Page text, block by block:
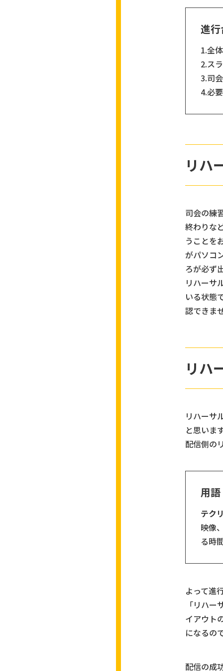
進
1.全
2.ス
3.司
4.必
リハ
司会の練
終わりな
うことを
がパソコ
ろが必ず
リハーサ
いる状態
認できま
リハ
リハーサ
と思いま
配信側の
用語
テク
映像
る時
よって進
「リハ
イアウト
になるの
配信の成